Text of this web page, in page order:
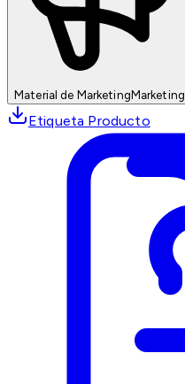
Material de MarketingMarketing
Etiqueta Producto